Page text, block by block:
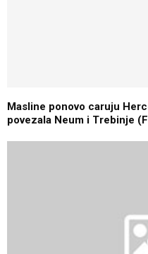
Masline ponovo caruju
povezala Neum i Trebinje